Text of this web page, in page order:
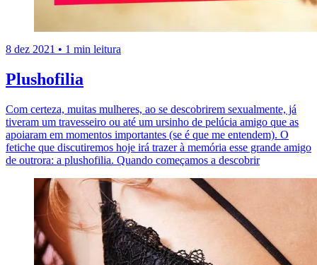
8 dez 2021 • 1 min leitura
Plushofilia
Com certeza, muitas mulheres, ao se descobrirem sexualmente, já
tiveram um travesseiro ou até um ursinho de pelúcia amigo que as
apoiaram em momentos importantes (se é que me entendem). O
fetiche que discutiremos hoje irá trazer à memória esse grande amigo
de outrora: a plushofilia. Quando começamos a descobrir